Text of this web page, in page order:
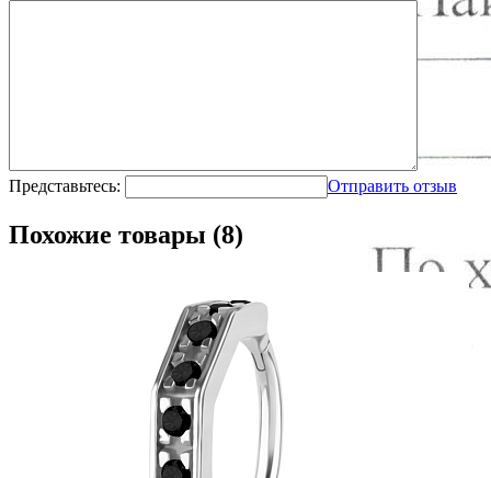
Представьтесь: Отправить отзыв
Похожие товары (8)